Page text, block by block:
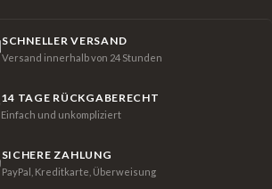
SCHNELLER VERSAND
Versand innerhalb von 24 Stunden
14 TAGE RÜCKGABERECHT
Einfach und unkompliziert
SICHERE ZAHLUNG
PayPal, Kreditkarte, Überweisung